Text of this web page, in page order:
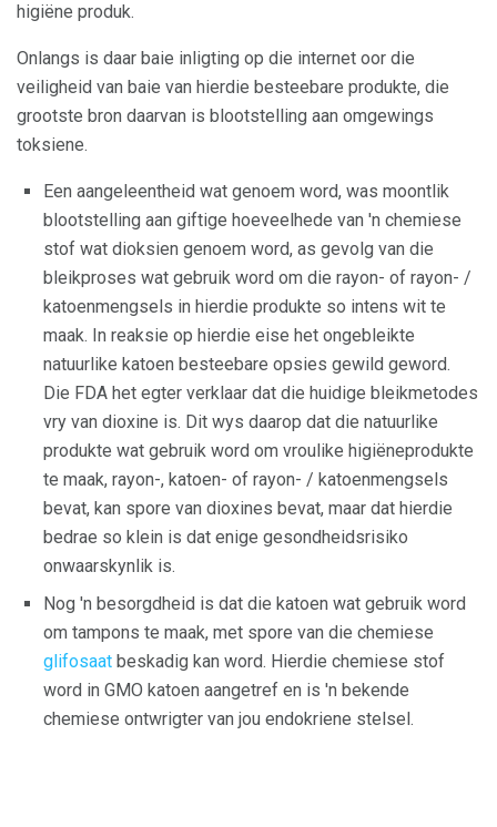
higiëne produk.
Onlangs is daar baie inligting op die internet oor die
veiligheid van baie van hierdie besteebare produkte, die
grootste bron daarvan is blootstelling aan omgewings
toksiene.
Een aangeleentheid wat genoem word, was moontlik
blootstelling aan giftige hoeveelhede van 'n chemiese
stof wat dioksien genoem word, as gevolg van die
bleikproses wat gebruik word om die rayon- of rayon- /
katoenmengsels in hierdie produkte so intens wit te
maak. In reaksie op hierdie eise het ongebleikte
natuurlike katoen besteebare opsies gewild geword.
Die FDA het egter verklaar dat die huidige bleikmetodes
vry van dioxine is. Dit wys daarop dat die natuurlike
produkte wat gebruik word om vroulike higiëneprodukte
te maak, rayon-, katoen- of rayon- / katoenmengsels
bevat, kan spore van dioxines bevat, maar dat hierdie
bedrae so klein is dat enige gesondheidsrisiko
onwaarskynlik is.
Nog 'n besorgdheid is dat die katoen wat gebruik word
om tampons te maak, met spore van die chemiese
glifosaat beskadig kan word. Hierdie chemiese stof
word in GMO katoen aangetref en is 'n bekende
chemiese ontwrigter van jou endokriene stelsel.